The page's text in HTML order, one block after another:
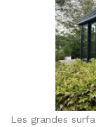
Les grandes